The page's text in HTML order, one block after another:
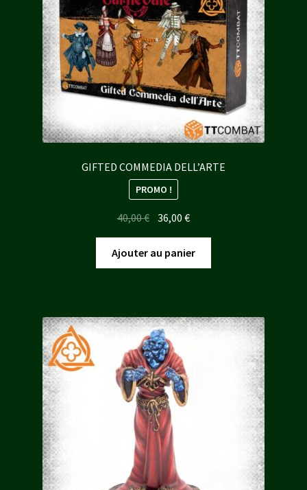
GIFTED COMMEDIA DELL’ARTE
PROMO !
40,00€ Le
initial
était :
36,00€Le
actuel
est :
Ajouter au panier